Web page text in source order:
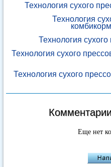
Технология сухого
Технология
Технология
Технология сухого
Технология сухого
Еще нет